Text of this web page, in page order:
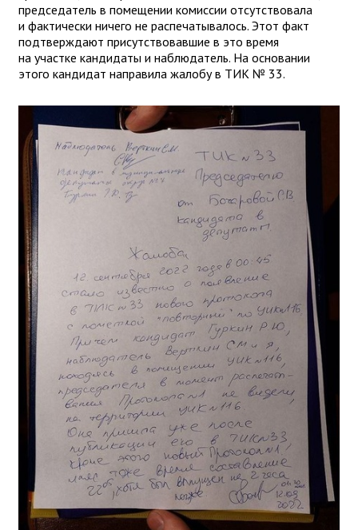
председатель в помещении комиссии отсутствовала
и фактически ничего не распечатывалось. Этот факт
подтверждают присутствовавшие в это время
на участке кандидаты и наблюдатель. На основании
этого кандидат направила жалобу в ТИК № 33.